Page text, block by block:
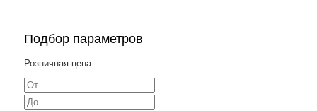
Подбор параметров
Розничная цена